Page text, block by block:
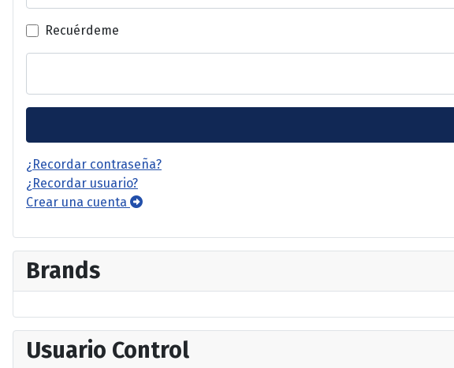
Recuérdeme
¿Recordar contraseña?
¿Recordar usuario?
Crear una cuenta
Brands
Usuario Control